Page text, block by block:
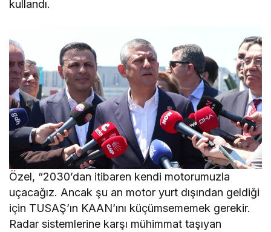
kullandı.
Özel, “2030’dan itibaren kendi motorumuzla
uçacağız. Ancak şu an motor yurt dışından geldiği
için TUSAŞ’ın KAAN’ını küçümsememek gerekir.
Radar sistemlerine karşı mühimmat taşıyan